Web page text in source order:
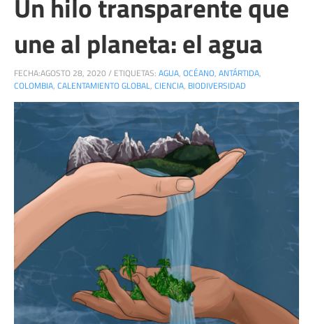
une al planeta: el agua
FECHA:AGOSTO 28, 2020 / ETIQUETAS: AGUA, OCÉANO, ANTÁRTIDA,
COLOMBIA, CALENTAMIENTO GLOBAL, CIENCIA, BIODIVERSIDAD